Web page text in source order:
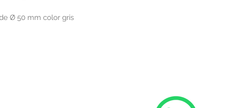
Ø 50 mm color gris